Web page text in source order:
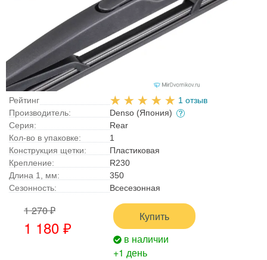
Рейтинг
1 отзыв
Производитель:
Denso (Япония)
Серия:
Rear
Кол-во в упаковке:
1
Конструкция щетки:
Пластиковая
Крепление:
R230
Длина 1, мм:
350
Сезонность:
Всесезонная
1 270 ₽
1 180 ₽
Купить
в наличии
+1 день